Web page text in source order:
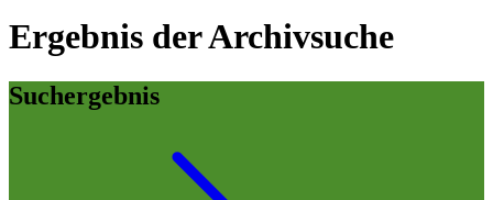
Ergebnis der Archivsuche
Suchergebnis